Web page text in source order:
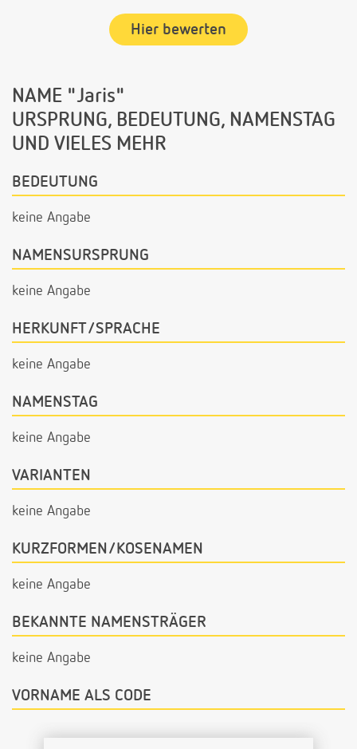
Hier bewerten
NAME "Jaris"
URSPRUNG, BEDEUTUNG, NAMENSTAG
UND VIELES MEHR
BEDEUTUNG
keine Angabe
NAMENSURSPRUNG
keine Angabe
HERKUNFT/SPRACHE
keine Angabe
NAMENSTAG
keine Angabe
VARIANTEN
keine Angabe
KURZFORMEN/KOSENAMEN
keine Angabe
BEKANNTE NAMENSTRÄGER
keine Angabe
VORNAME ALS CODE